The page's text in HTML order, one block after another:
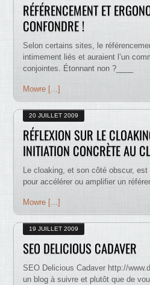
RÉFÉRENCEMENT ET
CONFONDRE !
Selon certains sites, le
intimement liés et auraient l’un
conjointes. Étonnant non ?____
Mowre [...]
20 JUILLET 2009
RÉFLEXION SUR LE
INITIATION CONCRÈTE AU
Le cloaking, et son côté obscur,
pour accélérer ou amplifier un
Mowre [...]
19 JUILLET 2009
SEO DELICIOUS CADAVER
SEO Delicious Cadaver http://
un blog à suivre et plutôt que de